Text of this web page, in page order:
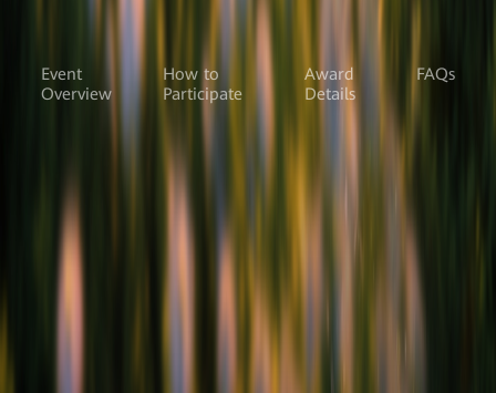
Event
Overview
How to
Participate
Award
Details
FAQs